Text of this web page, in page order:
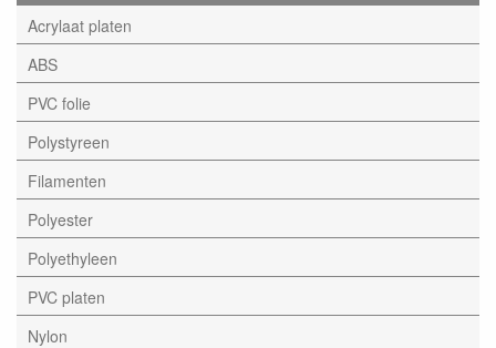
Acrylaat platen
ABS
PVC folie
Polystyreen
Filamenten
Polyester
Polyethyleen
PVC platen
Nylon